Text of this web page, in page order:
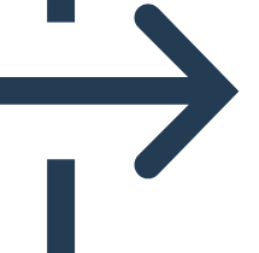
Graphing
Black and